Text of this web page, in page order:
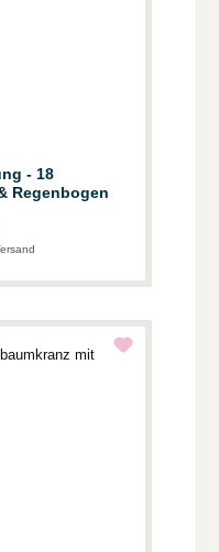
- 18
Regenbogen